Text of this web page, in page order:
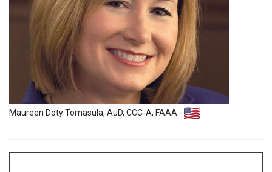
Maureen Doty Tomasula, AuD, CCC-A, FAAA -